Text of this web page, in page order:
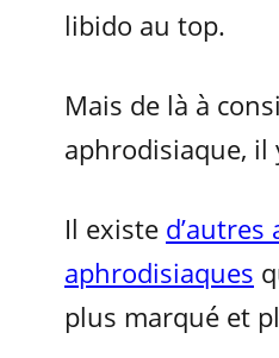
libido au top.
Mais de là à
aphrodisiaque, il
Il existe d’autres
aphrodisiaques
plus marqué et